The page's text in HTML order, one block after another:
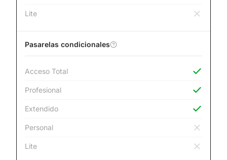
Lite
Pasarelas condicionales
Acceso Total
Profesional
Extendido
Personal
Lite